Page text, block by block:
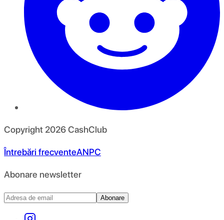
Copyright 2026CashClub
Întrebări frecventeANPC
Abonare newsletter
Abonare